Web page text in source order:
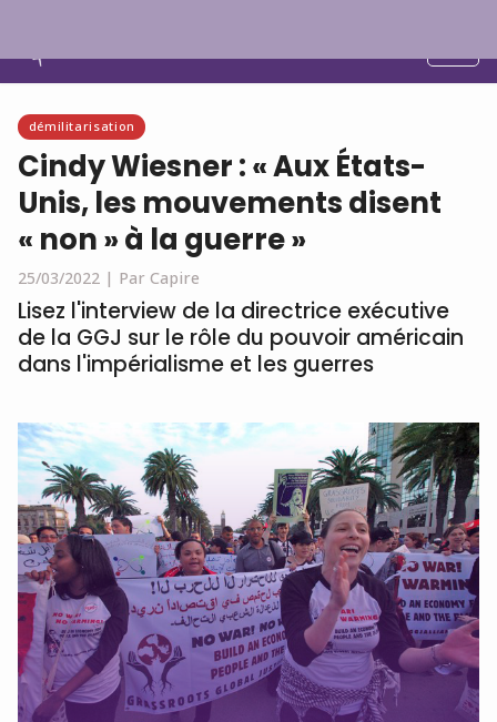
démilitarisation
Cindy Wiesner : « Aux États-
Unis, les mouvements disent
« non » à la guerre »
25/03/2022 | Par Capire
Lisez l'interview de la directrice exécutive
de la GGJ sur le rôle du pouvoir américain
dans l'impérialisme et les guerres